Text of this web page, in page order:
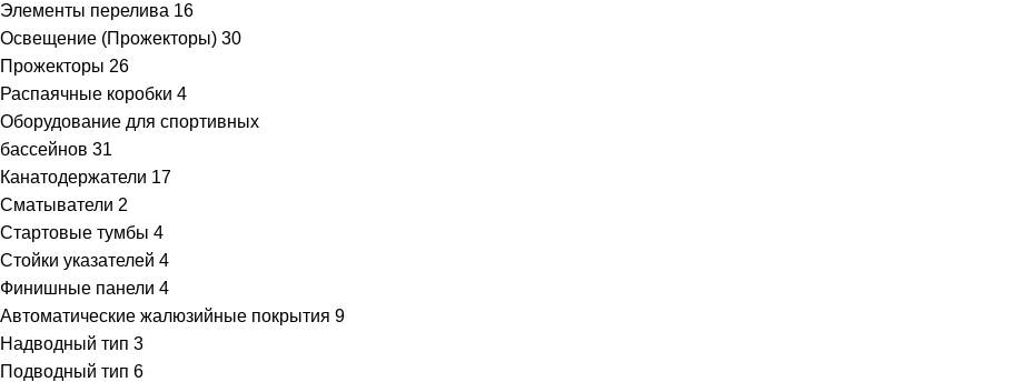
Элементы перелива 16
Освещение (Прожекторы) 30
Прожекторы 26
Распаячные коробки 4
Оборудование для спортивных
бассейнов 31
Канатодержатели 17
Сматыватели 2
Стартовые тумбы 4
Стойки указателей 4
Финишные панели 4
Автоматические жалюзийные покрытия 9
Надводный тип 3
Подводный тип 6